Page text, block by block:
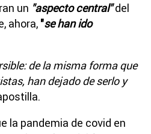
un "aspecto central"del
ahora, "se han ido
de la misma forma que
han dejado de serlo y
la pandemia de covid en